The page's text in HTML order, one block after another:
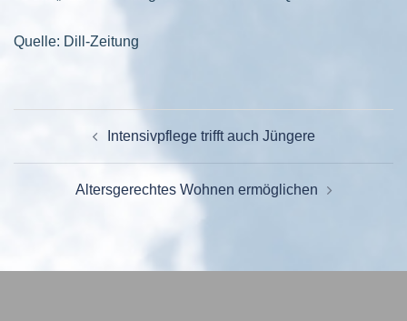
Quelle: Dill-Zeitung
Intensivpflege trifft auch Jüngere
Altersgerechtes Wohnen ermöglichen